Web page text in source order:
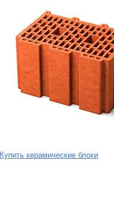
Купить керамические блоки